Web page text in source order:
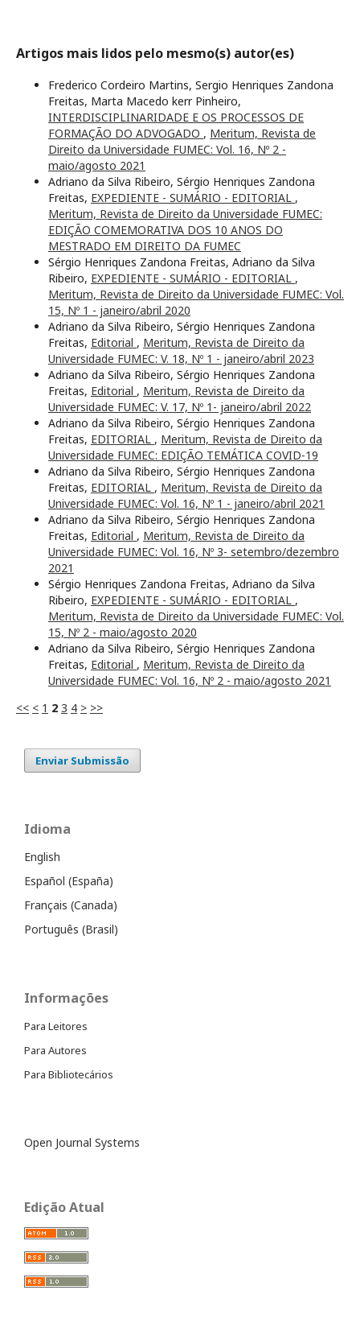
Artigos mais lidos pelo mesmo(s) autor(es)
Frederico Cordeiro Martins, Sergio Henriques Zandona
Freitas, Marta Macedo kerr Pinheiro,
INTERDISCIPLINARIDADE E OS PROCESSOS DE
FORMAÇÃO DO ADVOGADO , Meritum, Revista de
Direito da Universidade FUMEC: Vol. 16, Nº 2 -
maio/agosto 2021
Adriano da Silva Ribeiro, Sérgio Henriques Zandona
Freitas, EXPEDIENTE - SUMÁRIO - EDITORIAL ,
Meritum, Revista de Direito da Universidade FUMEC:
EDIÇÃO COMEMORATIVA DOS 10 ANOS DO
MESTRADO EM DIREITO DA FUMEC
Sérgio Henriques Zandona Freitas, Adriano da Silva
Ribeiro, EXPEDIENTE - SUMÁRIO - EDITORIAL ,
Meritum, Revista de Direito da Universidade FUMEC: Vol.
15, Nº 1 - janeiro/abril 2020
Adriano da Silva Ribeiro, Sérgio Henriques Zandona
Freitas, Editorial , Meritum, Revista de Direito da
Universidade FUMEC: V. 18, Nº 1 - janeiro/abril 2023
Adriano da Silva Ribeiro, Sérgio Henriques Zandona
Freitas, Editorial , Meritum, Revista de Direito da
Universidade FUMEC: V. 17, Nº 1- janeiro/abril 2022
Adriano da Silva Ribeiro, Sérgio Henriques Zandona
Freitas, EDITORIAL , Meritum, Revista de Direito da
Universidade FUMEC: EDIÇÃO TEMÁTICA COVID-19
Adriano da Silva Ribeiro, Sérgio Henriques Zandona
Freitas, EDITORIAL , Meritum, Revista de Direito da
Universidade FUMEC: Vol. 16, Nº 1 - janeiro/abril 2021
Adriano da Silva Ribeiro, Sérgio Henriques Zandona
Freitas, Editorial , Meritum, Revista de Direito da
Universidade FUMEC: Vol. 16, Nº 3- setembro/dezembro
2021
Sérgio Henriques Zandona Freitas, Adriano da Silva
Ribeiro, EXPEDIENTE - SUMÁRIO - EDITORIAL ,
Meritum, Revista de Direito da Universidade FUMEC: Vol.
15, Nº 2 - maio/agosto 2020
Adriano da Silva Ribeiro, Sérgio Henriques Zandona
Freitas, Editorial , Meritum, Revista de Direito da
Universidade FUMEC: Vol. 16, Nº 2 - maio/agosto 2021
<< < 1 2 3 4 > >>
Enviar Submissão
Idioma
English
Español (España)
Français (Canada)
Português (Brasil)
Informações
Para Leitores
Para Autores
Para Bibliotecários
Open Journal Systems
Edição Atual